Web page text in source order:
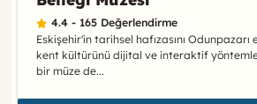
4.4 - 165 Değerlendirme
Eskişehir'in tarihsel hafızasını
kent kültürünü dijital ve interaktif
bir müze de...